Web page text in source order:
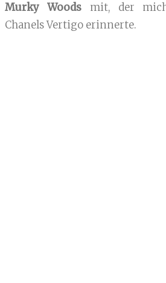
Murky Woods mit, der
Chanels Vertigo erinnerte.